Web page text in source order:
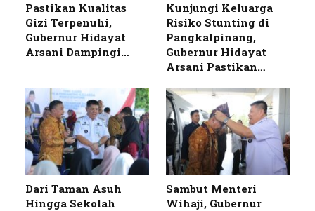
Pastikan Kualitas
Gizi Terpenuhi,
Gubernur Hidayat
Arsani Dampingi…
Kunjungi Keluarga
Risiko Stunting di
Pangkalpinang,
Gubernur Hidayat
Arsani Pastikan…
Dari Taman Asuh
Hingga Sekolah
Sambut Menteri
Wihaji, Gubernur